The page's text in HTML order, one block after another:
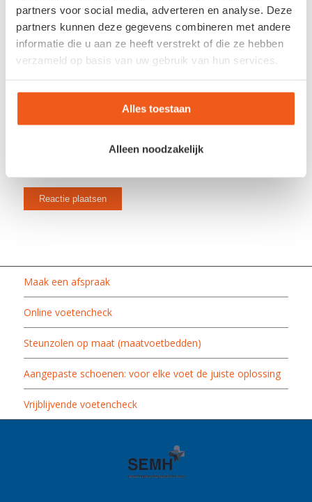
partners voor social media, adverteren en analyse. Deze
partners kunnen deze gegevens combineren met andere
informatie die u aan ze heeft verstrekt of die ze hebben
verzameld op basis van uw gebruik van hun services.
Alles toestaan
Alleen noodzakelijk
Site
Maak een afspraak
Online voetencheck
Steunzolen op maat (maatvoetbedden)
Aangepaste schoenen: voor elke voet de juiste oplossing
Vrijblijvende voetencheck